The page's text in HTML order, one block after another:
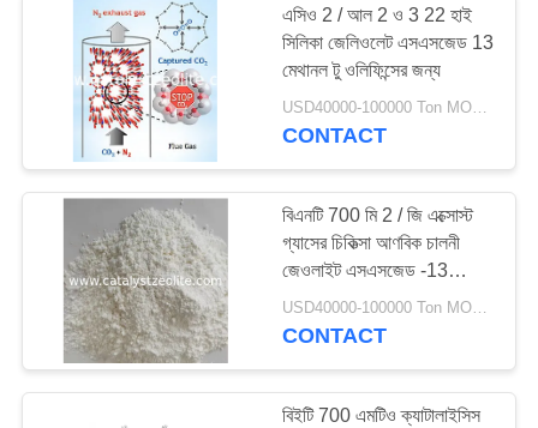
মামলা
এসিও 2 / আল 2 ও 3 22 হাই
সিলিকা জেলিওলেট এসএসজেড 13
মেথানল টু ওলিফিন্সের জন্য
USD40000-100000 Ton MOQ:1 কিলোগ্রাম
CONTACT
বিএনটি 700 মি 2 / জি এক্সোস্ট
গ্যাসের চিকিত্সা আণবিক চালনী
জেওলাইট এসএসজেড -13
ডেনোক্স অনুঘটক এসআরজেড -13
USD40000-100000 Ton MOQ:1 কিলোগ্রাম
CONTACT
বিইটি 700 এমটিও ক্যাটালাইসিস